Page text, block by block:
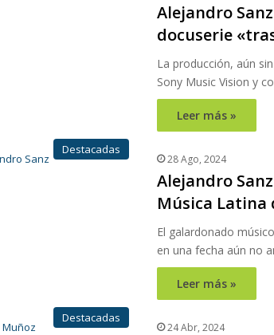
Alejandro
docuserie
La producción, aún
Sony Music Vision y
Leer más »
Destacadas
28 Ago, 2024
Alejandro
Música Latina
El galardonado
en una fecha aún no
Leer más »
Destacadas
24 Abr, 2024